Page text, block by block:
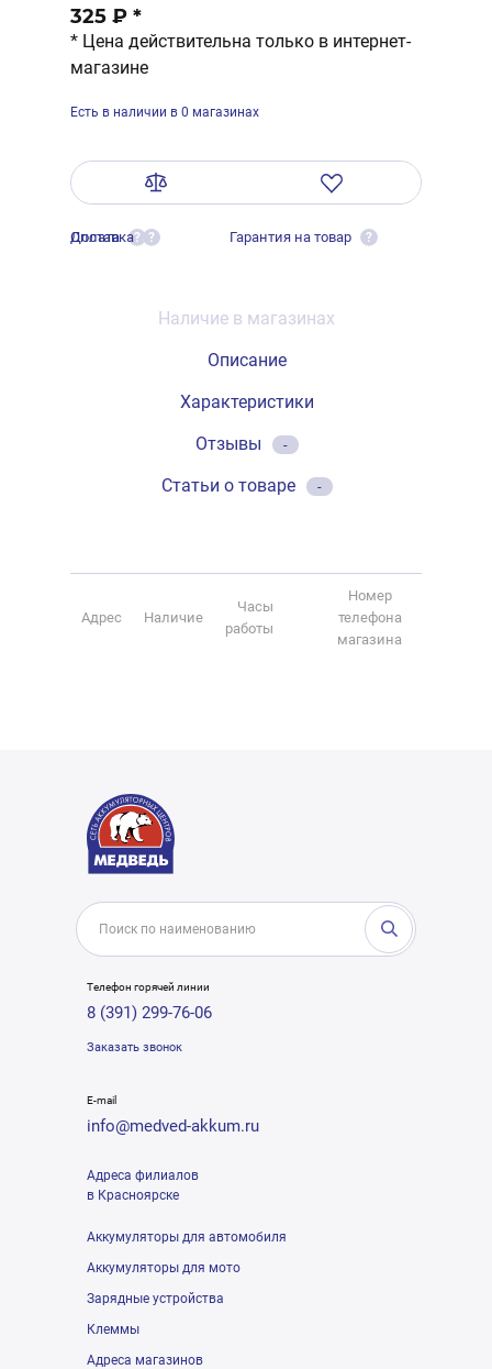
325 ₽ *
* Цена действительна только в интернет-
магазине
Есть в наличии в 0 магазинах
Оплата ?
Доставка ? Гарантия на товар ?
Наличие в магазинах
Описание
Характеристики
Отзывы
-
Статьи о товаре -
Адрес Наличие
Часы
работы
Номер
телефона
магазина
Телефон горячей линии
8 (391) 299-76-06
Заказать звонок
E-mail
info@medved-akkum.ru
Адреса филиалов
в Красноярске
Аккумуляторы для автомобиля
Аккумуляторы для мото
Зарядные устройства
Клеммы
Адреса магазинов